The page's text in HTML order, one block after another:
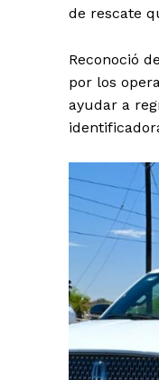
de rescate
Reconoció
por los
ayudar a